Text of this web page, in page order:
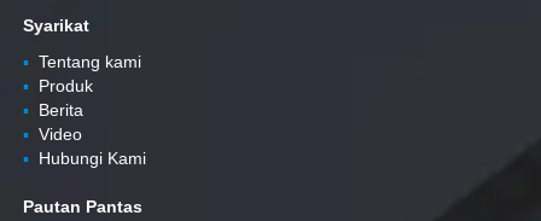
Syarikat
▪Tentang kami
▪Produk
▪Berita
▪Video
▪Hubungi Kami
Pautan Pantas